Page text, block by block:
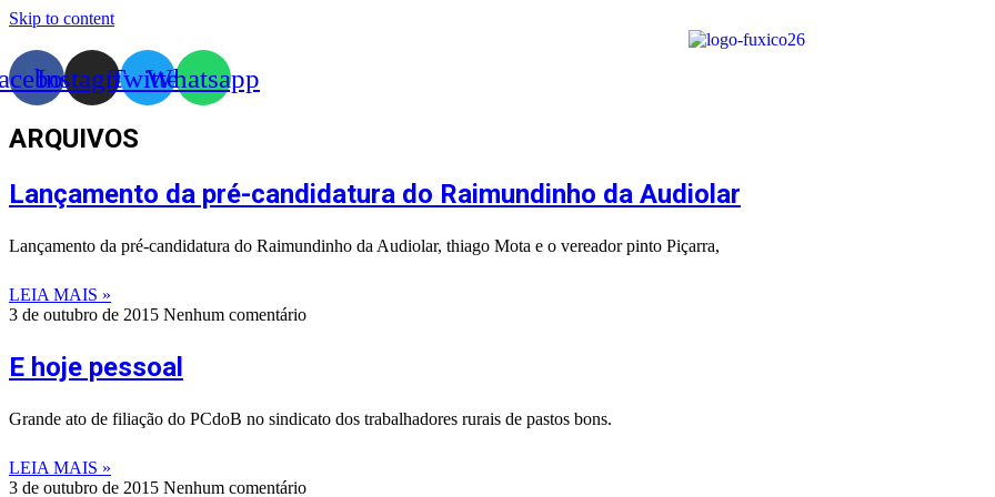
Skip to content
InstagramTwitterWhatsapp
ARQUIVOS
Lançamento da pré-candidatura do Raimundinho da Audiolar
Lançamento da pré-candidatura do Raimundinho da Audiolar, thiago Mota e o vereador pinto Piçarra,
LEIA MAIS »
3 de outubro de 2015 Nenhum comentário
E hoje pessoal
Grande ato de filiação do PCdoB no sindicato dos trabalhadores rurais de pastos bons.
LEIA MAIS »
3 de outubro de 2015 Nenhum comentário